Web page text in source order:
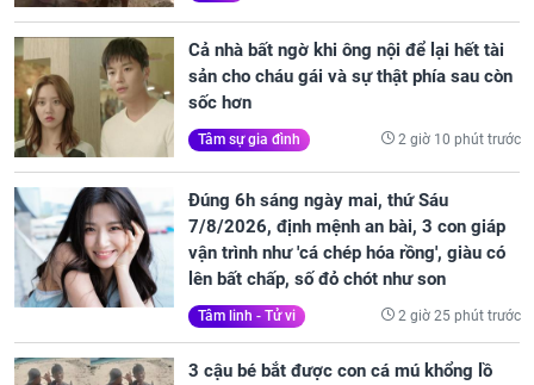
Cả nhà bất ngờ khi ông nội để lại hết tài
sản cho cháu gái và sự thật phía sau còn
sốc hơn
Tâm sự gia đình 2 giờ 10 phút trước
Đúng 6h sáng ngày mai, thứ Sáu
7/8/2026, định mệnh an bài, 3 con giáp
vận trình như 'cá chép hóa rồng', giàu có
lên bất chấp, số đỏ chót như son
Tâm linh - Tử vi 2 giờ 25 phút trước
3 cậu bé bắt được con cá mú khổng lồ